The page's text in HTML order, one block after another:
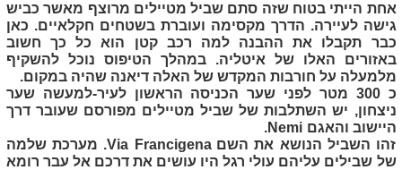
אחת הייתי בטוח שזה סתם שביל מטיילים מרוצף מאשר כביש
גישה לעיירה. הדרך מקסימה ועוברת בשטחים חקלאיים. כאן
כבר תקבלו את ההבנה למה רכב קטן הוא כל כך חשוב
באזורים האלו של איטליה. במהלך הטיפוס נוכל להשקיף
מלמעלה על חורבות המקדש של האלה דיאנה שהיה במקום.
כ 300 מטר לפני שער הכניסה הראשון לעיר-למעשה שער
ניצחון, יש השתלבות של שביל מטיילים מפורסם שעובר דרך
היישוב והאגם Nemi
.
זהו השביל הנושא את השםVia Francigena. מערכת שלמה
של שבילים עליהם עולי רגל היו עושים את דרכם אל עבר רומא